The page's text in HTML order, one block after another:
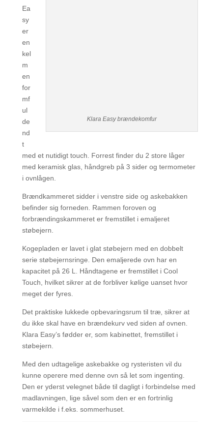
Klara Easy brændekomfur
Ea
sy
er
en
kel
m
en
for
mf
ul
de
nd
t
med et nutidigt touch. Forrest finder du 2 store låger
med keramisk glas, håndgreb på 3 sider og termometer
i ovnlågen.
Brændkammeret sidder i venstre side og askebakken
befinder sig forneden. Rammen foroven og
forbrændingskammeret er fremstillet i emaljeret
støbejern.
Kogepladen er lavet i glat støbejern med en dobbelt
serie støbejernsringe. Den emaljerede ovn har en
kapacitet på 26 L. Håndtagene er fremstillet i Cool
Touch, hvilket sikrer at de forbliver kølige uanset hvor
meget der fyres.
Det praktiske lukkede opbevaringsrum til træ, sikrer at
du ikke skal have en brændekurv ved siden af ovnen.
Klara Easy’s fødder er, som kabinettet, fremstillet i
støbejern.
Med den udtagelige askebakke og rysteristen vil du
kunne operere med denne ovn så let som ingenting.
Den er yderst velegnet både til dagligt i forbindelse med
madlavningen, lige såvel som den er en fortrinlig
varmekilde i f.eks. sommerhuset.